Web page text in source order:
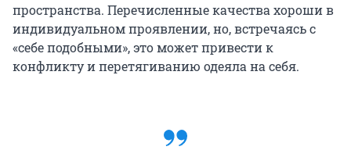
пространства. Перечисленные качества хороши в
индивидуальном проявлении, но, встречаясь с
«себе подобными», это может привести к
конфликту и перетягиванию одеяла на себя.